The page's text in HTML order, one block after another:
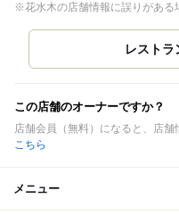
※花水木の店舗情報に誤りがある
この店舗のオーナーですか？
店舗会員（無料）になると、店舗
こちら
メニュー